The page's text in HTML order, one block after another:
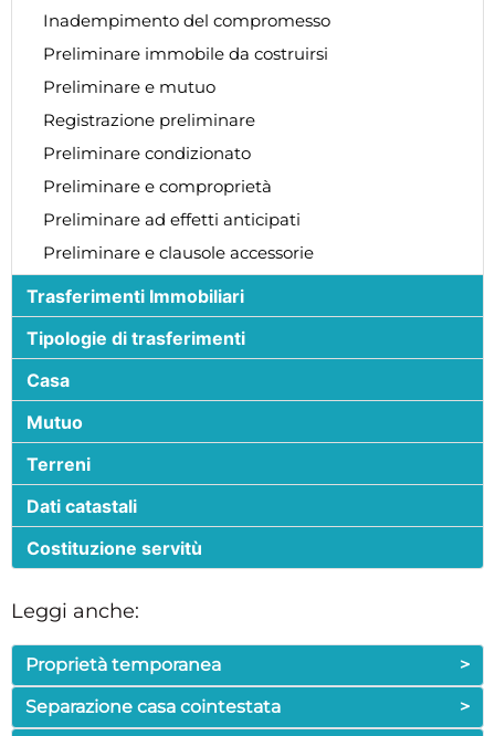
Inadempimento del compromesso
Preliminare immobile da costruirsi
Preliminare e mutuo
Registrazione preliminare
Preliminare condizionato
Preliminare e comproprietà
Preliminare ad effetti anticipati
Preliminare e clausole accessorie
Trasferimenti Immobiliari
Tipologie di trasferimenti
Casa
Mutuo
Terreni
Dati catastali
Costituzione servitù
Leggi anche:
Proprietà temporanea
>
Separazione casa cointestata
>